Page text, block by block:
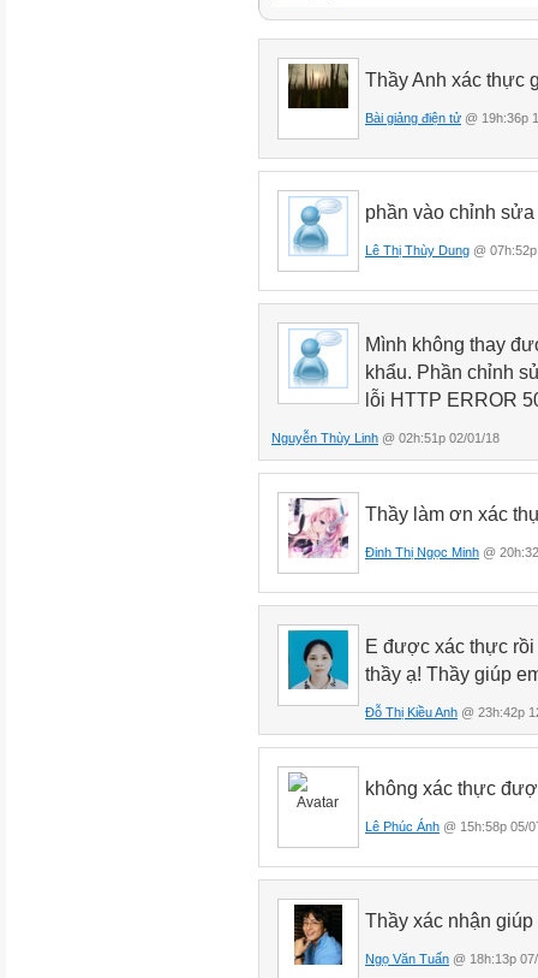
Thầy Anh xác thực
Bài giảng điện tử @ 19h:36p
phần vào chỉnh
Lê Thị Thùy Dung @
Mình không thay
khẩu. Phần chỉnh
lỗi HTTP ERROR
Nguyễn Thùy Linh @ 02h:51p 02/01/18
Thầy làm ơn xác
Đinh Thị Ngọc Minh @
E được xác thực
thầy ạ! Thầy giúp
Đỗ Thị Kiều Anh @ 23h:42p
không xác thực
Lê Phúc Ánh @ 15h:58p 05/
Thầy xác nhận
Ngọ Văn Tuấn @ 18h:13p